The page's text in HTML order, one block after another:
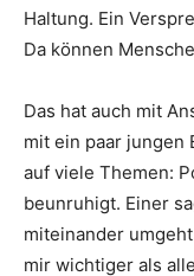
Haltung. Ein
Da können
Das hat auch mit
mit ein paar jungen
auf viele Themen:
beunruhigt. Einer
miteinander
mir wichtiger als